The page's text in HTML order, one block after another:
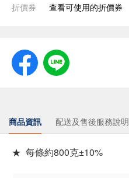
折價券 查看可使用的折價券
商品資訊 配送及售後服務說明
★ 每條約800克±10%